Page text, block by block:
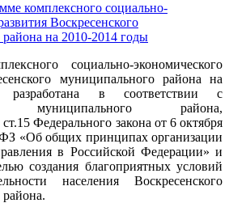
комплексного социально-
Воскресенского
на 2010-2014 годы
социально-экономического
муниципального района на
разработана в соответствии с
муниципального района,
Федерального закона от 6 октября
«Об общих принципах организации
в Российской Федерации» и
создания благоприятных условий
населения Воскресенского